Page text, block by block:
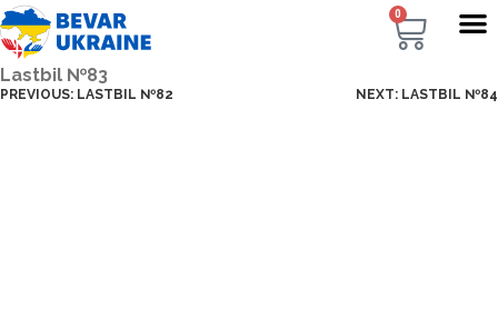
0
Lastbil №83
PREVIOUS: LASTBIL №82 NEXT: LASTBIL №84